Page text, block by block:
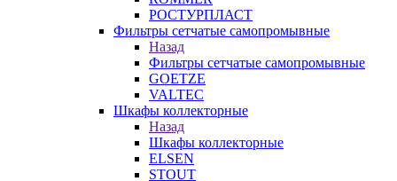
РОСТУРПЛАСТ
Фильтры сетчатые самопромывные
Назад
Фильтры сетчатые самопромывные
GOETZE
VALTEC
Шкафы коллекторные
Назад
Шкафы коллекторные
ELSEN
STOUT